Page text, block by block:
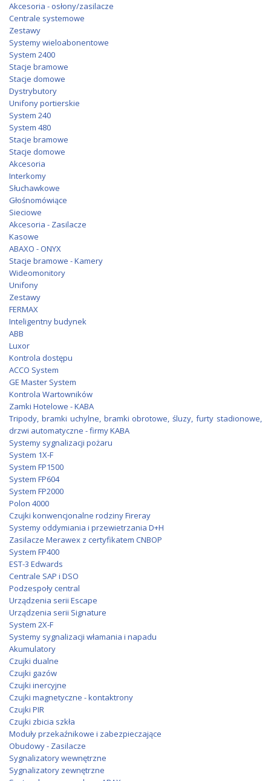
Akcesoria - osłony/zasilacze
Centrale systemowe
Zestawy
Systemy wieloabonentowe
System 2400
Stacje bramowe
Stacje domowe
Dystrybutory
Unifony portierskie
System 240
System 480
Stacje bramowe
Stacje domowe
Akcesoria
Interkomy
Słuchawkowe
Głośnomówiące
Sieciowe
Akcesoria - Zasilacze
Kasowe
ABAXO - ONYX
Stacje bramowe - Kamery
Wideomonitory
Unifony
Zestawy
FERMAX
Inteligentny budynek
ABB
Luxor
Kontrola dostępu
ACCO System
GE Master System
Kontrola Wartowników
Zamki Hotelowe - KABA
Tripody, bramki uchylne, bramki obrotowe, śluzy, furty stadionowe,
drzwi automatyczne - firmy KABA
Systemy sygnalizacji pożaru
System 1X-F
System FP1500
System FP604
System FP2000
Polon 4000
Czujki konwencjonalne rodziny Fireray
Systemy oddymiania i przewietrzania D+H
Zasilacze Merawex z certyfikatem CNBOP
System FP400
EST-3 Edwards
Centrale SAP i DSO
Podzespoły central
Urządzenia serii Escape
Urządzenia serii Signature
System 2X-F
Systemy sygnalizacji włamania i napadu
Akumulatory
Czujki dualne
Czujki gazów
Czujki inercyjne
Czujki magnetyczne - kontaktrony
Czujki PIR
Czujki zbicia szkła
Moduły przekaźnikowe i zabezpieczające
Obudowy - Zasilacze
Sygnalizatory wewnętrzne
Sygnalizatory zewnętrzne